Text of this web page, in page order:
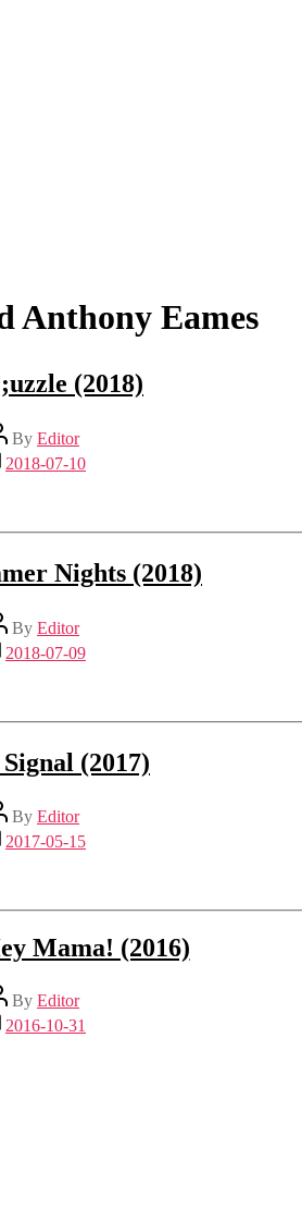
Anthony Eames
(2018)
By Editor
2018-07-10
Nights (2018)
By Editor
2018-07-09
(2017)
By Editor
2017-05-15
Mama! (2016)
By Editor
2016-10-31